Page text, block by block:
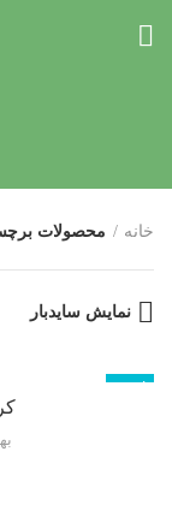
خانه محصولات
نمایش سایدبار
ناموجود